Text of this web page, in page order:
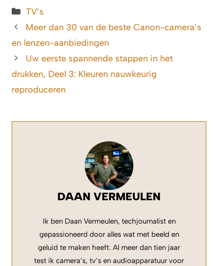
Categorieën
TV’s
Meer dan 30 van de beste Canon-camera’s
en lenzen-aanbiedingen
Uw eerste spannende stappen in het
drukken, Deel 3: Kleuren nauwkeurig
reproduceren
DAAN VERMEULEN
Ik ben Daan Vermeulen, techjournalist en
gepassioneerd door alles wat met beeld en
geluid te maken heeft. Al meer dan tien jaar
test ik camera’s, tv’s en audioapparatuur voor